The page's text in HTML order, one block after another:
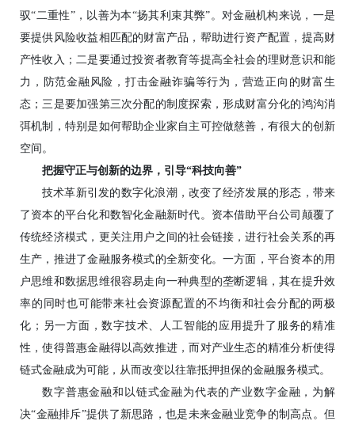
驭“二重性”，以善为本“扬其利束其弊”。对金融机构来说，一是
要提供风险收益相匹配的财富产品，帮助进行资产配置，提高财
产性收入；二是要通过投资者教育等提高全社会的理财意识和能
力，防范金融风险，打击金融诈骗等行为，营造正向的财富生
态；三是要加强第三次分配的制度探索，形成财富分化的鸿沟消
弭机制，特别是如何帮助企业家自主可控做慈善，有很大的创新
空间。
把握守正与创新的边界，引导“科技向善”
技术革新引发的数字化浪潮，改变了经济发展的形态，带来
了资本的平台化和数智化金融新时代。资本借助平台公司颠覆了
传统经济模式，更关注用户之间的社会链接，进行社会关系的再
生产，推进了金融服务模式的全新变化。一方面，平台资本的用
户思维和数据思维很容易走向一种典型的垄断逻辑，其在提升效
率的同时也可能带来社会资源配置的不均衡和社会分配的两极
化；另一方面，数字技术、人工智能的应用提升了服务的精准
性，使得普惠金融得以高效推进，而对产业生态的精准分析使得
链式金融成为可能，从而改变以往靠抵押担保的金融服务模式。
数字普惠金融和以链式金融为代表的产业数字金融，为解
决“金融排斥”提供了新思路，也是未来金融业竞争的制高点。但